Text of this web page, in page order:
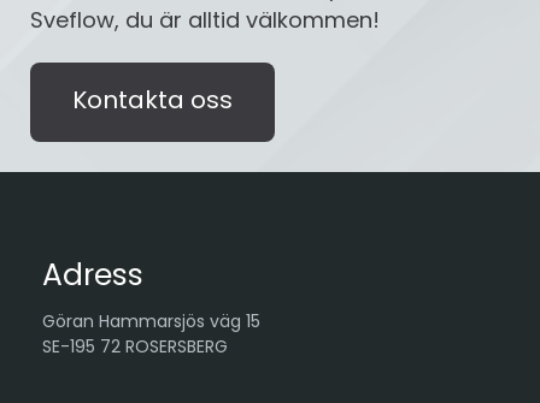
Sveflow, du är alltid välkommen!
Kontakta oss
Adress
Göran Hammarsjös väg 15
SE-195 72 ROSERSBERG